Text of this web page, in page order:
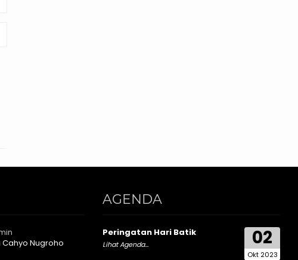
Nugroho
AGENDA
02
Okt 2023
Peringatan Hari Batik
Lihat Agenda...